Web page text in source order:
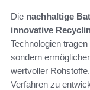
Die nachhaltige
innovative
Technologien
sondern
wertvoller
Verfahren zu